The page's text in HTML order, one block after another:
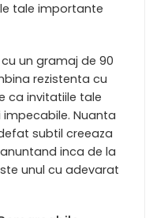
tale importante
un gramaj de 90
rezistenta cu
ca invitatiile tale
Nuanta
subtil creeaza
inca de la
unul cu adevarat